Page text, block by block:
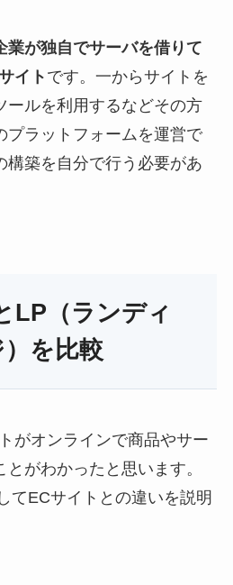
業が独自でサーバを借りて
イト です。一からサイトを
ールを利用するなどその方
プラットフォームを運営で
構築を自分で行う必要があ
LP（ランディ
を比較
がオンラインで商品やサー
がわかったと思います。
てECサイトとの違いを説明